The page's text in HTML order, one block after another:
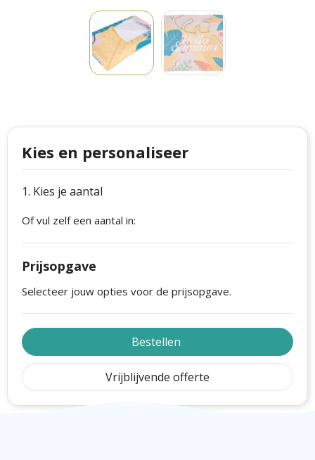
Cutter & Buck
Case Logic
Parker
Stanley
Ludieke hoofdbanden
kerstkaarsen
Kies en personaliseer
1. Kies je aantal
Of vul zelf een aantal in:
Prijsopgave
Selecteer jouw opties voor de prijsopgave.
Bestellen
Vrijblijvende offerte